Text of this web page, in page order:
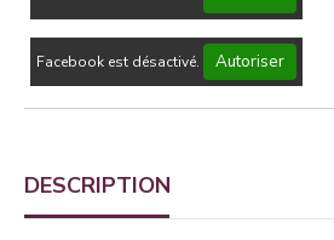
Facebook est désactivé. Autoriser
DESCRIPTION